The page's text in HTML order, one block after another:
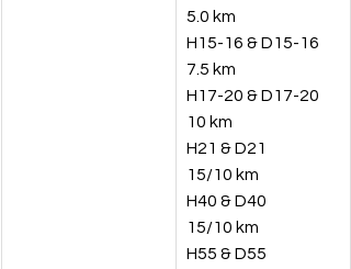
5.0 km
H15-16 & D15-16
7.5 km
H17-20 & D17-20
10 km
H21 & D21
15/10 km
H40 & D40
15/10 km
H55 & D55